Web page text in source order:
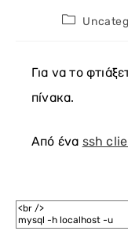
Post
Για να το
πίνακα.
Από ένα ssh